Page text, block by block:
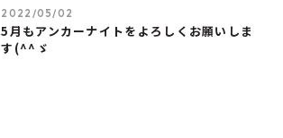
2022/05/02
5月もアンカーナイトをよろしくお願いしま
す(^^ゞ